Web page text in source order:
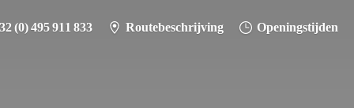
(0) 495 911 833 Routebeschrijving Openingstijden